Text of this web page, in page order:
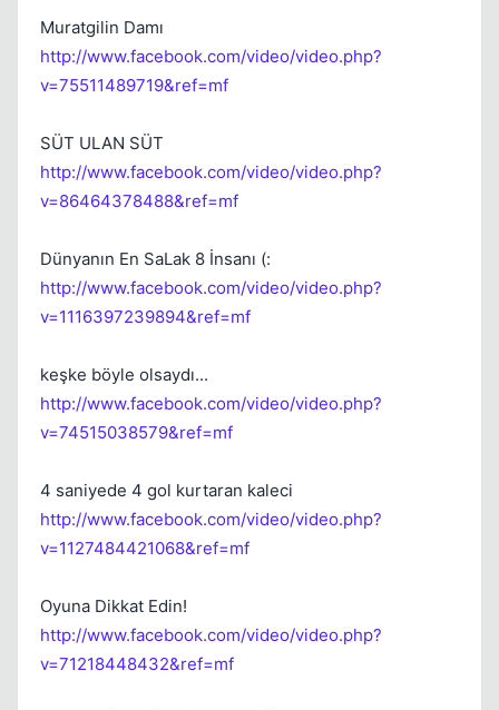
Muratgilin Damı
http://www.facebook.com/video/video.php?
v=75511489719&ref=mf
SÜT ULAN SÜT
http://www.facebook.com/video/video.php?
v=86464378488&ref=mf
Dünyanın En SaLak 8 İnsanı (:
http://www.facebook.com/video/video.php?
v=1116397239894&ref=mf
keşke böyle olsaydı...
http://www.facebook.com/video/video.php?
v=74515038579&ref=mf
4 saniyede 4 gol kurtaran kaleci
http://www.facebook.com/video/video.php?
v=1127484421068&ref=mf
Oyuna Dikkat Edin!
http://www.facebook.com/video/video.php?
v=71218448432&ref=mf